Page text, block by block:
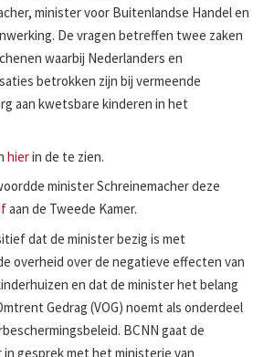
minister voor Buitenlandse Handel en
De vragen betreffen twee zaken
waarbij Nederlanders en
betrokken zijn bij vermeende
aan kwetsbare kinderen in het
hierin de te zien.
minister Schreinemacher deze
aan de Tweede Kamer.
dat de minister bezig is met
overheid over de negatieve effecten van
en dat de minister het belang
Gedrag (VOG) noemt als onderdeel
BCNN gaat de
gesprek met het ministerie van